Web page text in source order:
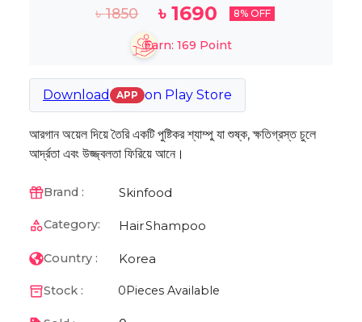
৳1850 ৳ 1690 8% OFF
Earn: 169 Point
Download APP on Play Store
আরগান অয়েল দিয়ে তৈরি একটি পুষ্টিকর শ্যাম্পু যা শুষ্ক, ক্ষতিগ্রস্ত চুলে
আর্দ্রতা এবং উজ্জ্বলতা ফিরিয়ে আনে।
Brand : Skinfood
Category: HairShampoo
Country : Korea
Stock : 0 Pieces Available